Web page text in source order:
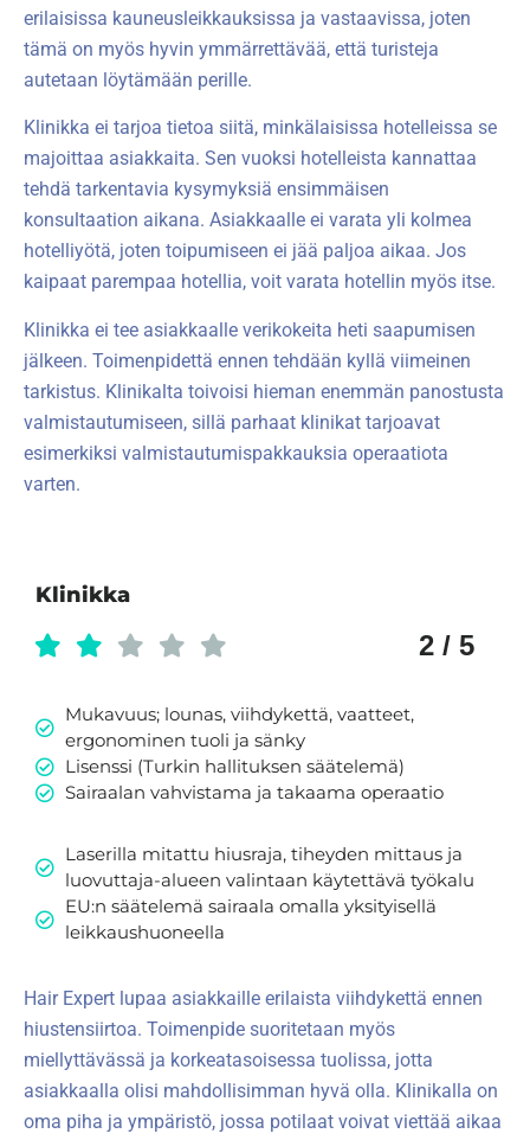
erilaisissa kauneusleikkauksissa ja vastaavissa, joten
tämä on myös hyvin ymmärrettävää, että turisteja
autetaan löytämään perille.
Klinikka ei tarjoa tietoa siitä, minkälaisissa hotelleissa se
majoittaa asiakkaita. Sen vuoksi hotelleista kannattaa
tehdä tarkentavia kysymyksiä ensimmäisen
konsultaation aikana. Asiakkaalle ei varata yli kolmea
hotelliyötä, joten toipumiseen ei jää paljoa aikaa. Jos
kaipaat parempaa hotellia, voit varata hotellin myös itse.
Klinikka ei tee asiakkaalle verikokeita heti saapumisen
jälkeen. Toimenpidettä ennen tehdään kyllä viimeinen
tarkistus. Klinikalta toivoisi hieman enemmän panostusta
valmistautumiseen, sillä parhaat klinikat tarjoavat
esimerkiksi valmistautumispakkauksia operaatiota
varten.
Klinikka
2 / 5
Mukavuus; lounas, viihdykettä, vaatteet,
ergonominen tuoli ja sänky
Lisenssi (Turkin hallituksen säätelemä)
Sairaalan vahvistama ja takaama operaatio
Laserilla mitattu hiusraja, tiheyden mittaus ja
luovuttaja-alueen valintaan käytettävä työkalu
EU:n säätelemä sairaala omalla yksityisellä
leikkaushuoneella
Hair Expert lupaa asiakkaille erilaista viihdykettä ennen
hiustensiirtoa. Toimenpide suoritetaan myös
miellyttävässä ja korkeatasoisessa tuolissa, jotta
asiakkaalla olisi mahdollisimman hyvä olla. Klinikalla on
oma piha ja ympäristö, jossa potilaat voivat viettää aikaa